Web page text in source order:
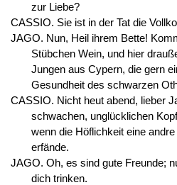
zur Liebe?
CASSIO. Sie ist in der Tat die
JAGO. Nun, Heil ihrem Bette!
Stübchen Wein, und hier
Jungen aus Cypern, die gern
Gesundheit des schwarzen
CASSIO. Nicht heut abend, lieber
schwachen, unglücklichen
wenn die Höflichkeit eine
erfände.
JAGO. Oh, es sind gute Freunde;
dich trinken.